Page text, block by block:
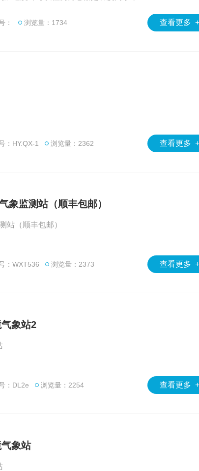
： 浏览量：1734 查看更多 +
：HY.QX-1 浏览量：2362 查看更多 +
象监测站（顺丰包邮）
站（顺丰包邮）
：WXT536 浏览量：2373 查看更多 +
象站2
：DL2e 浏览量：2254 查看更多 +
象站